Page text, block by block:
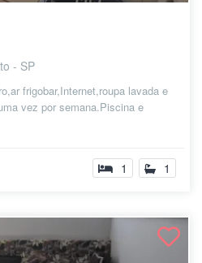
- SP
frigobar,Internet,roupa lavada e
vez por semana.Piscina e
1 1